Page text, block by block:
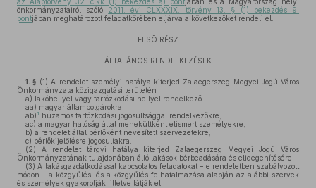
önkormányzatairól szóló 2011. évi CLXXXIX. törvény 13. § (1) bekezdés 9.
pontjában meghatározott feladatkörében eljárva a következőket rendeli el:
ELSŐ RÉSZ
ÁLTALÁNOS RENDELKEZÉSEK
1. § (1) A rendelet személyi hatálya kiterjed Zalaegerszeg Megyei Jogú Város
Önkormányzata közigazgatási területén
a) lakóhellyel vagy tartózkodási hellyel rendelkező
aa) magyar állampolgárokra,
ab) 1 huzamos tartózkodási jogosultsággal rendelkezőkre,
ac) a magyar hatóság által menekültként elismert személyekre,
b) a rendelet által bérlőként nevesített szervezetekre,
c) bérlőkijelölésre jogosultakra.
(2) A rendelet tárgyi hatálya kiterjed Zalaegerszeg Megyei Jogú Város
Önkormányzatának tulajdonában álló lakások bérbeadására és elidegenítésére.
(3) A lakásgazdálkodással kapcsolatos feladatokat – e rendeletben szabályozott
módon – a közgyűlés, és a közgyűlés felhatalmazása alapján az alábbi szervek
és személyek gyakorolják, illetve látják el: